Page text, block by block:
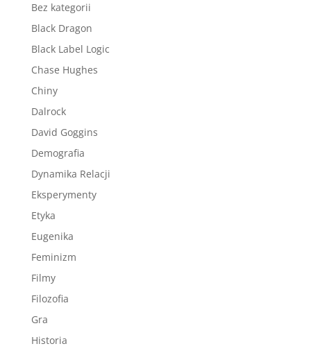
Bez kategorii
Black Dragon
Black Label Logic
Chase Hughes
Chiny
Dalrock
David Goggins
Demografia
Dynamika Relacji
Eksperymenty
Etyka
Eugenika
Feminizm
Filmy
Filozofia
Gra
Historia